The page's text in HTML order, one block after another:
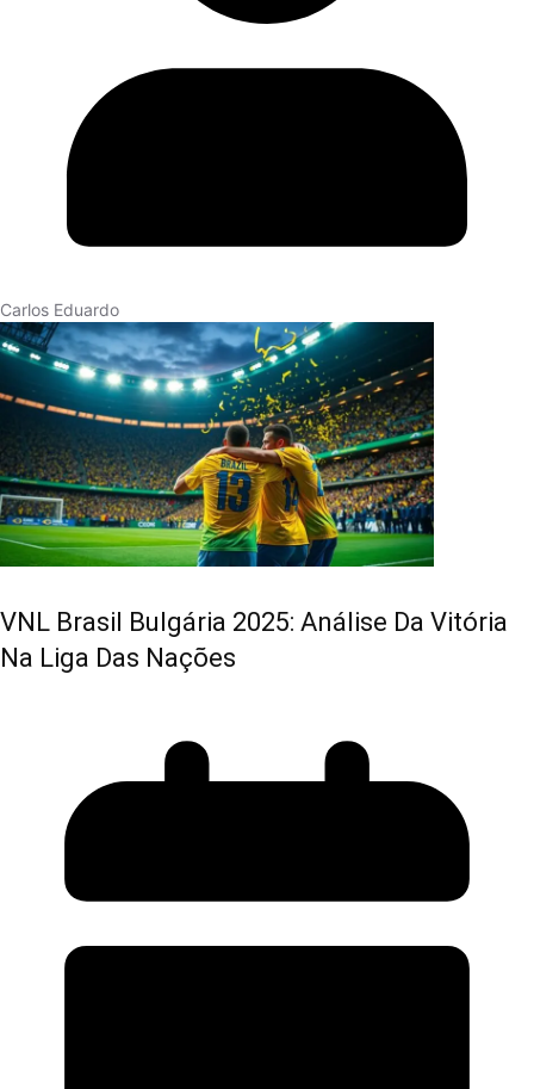
Carlos Eduardo
VNL Brasil Bulgária 2025: Análise Da Vitória
Na Liga Das Nações